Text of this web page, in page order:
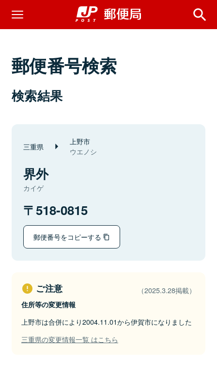
郵便番号検索
検索結果
三重県 上野市
ウエノシ
界外
カイゲ
518-0815
郵便番号をコピーする
ご注意 （2025.3.28掲載）
住所等の変更情報
上野市は合併により2004.11.01から伊賀市になりました
三重県の変更情報一覧 はこちら